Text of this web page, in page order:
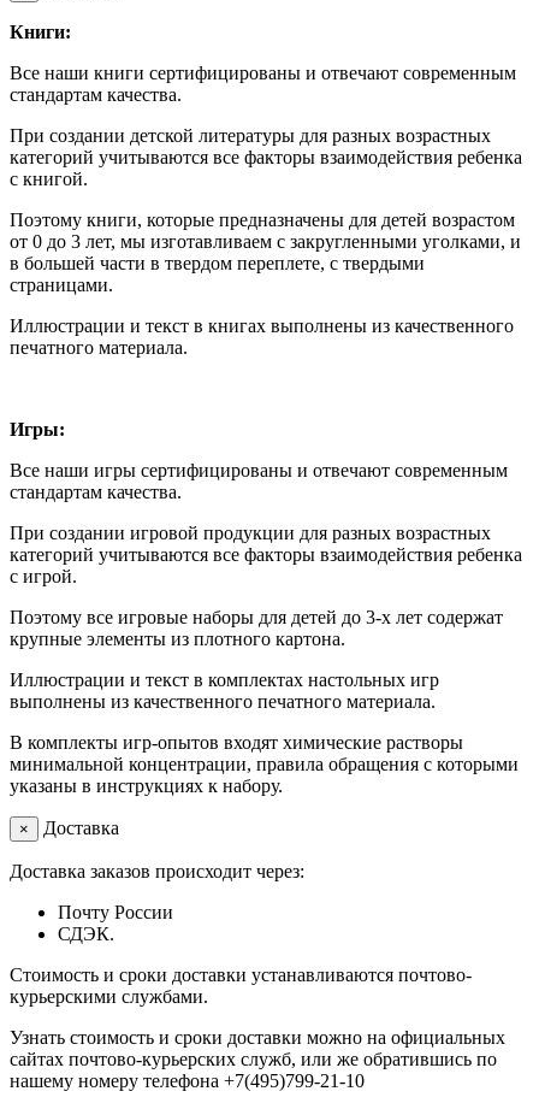
Книги:
Все наши книги сертифицированы и отвечают современным
стандартам качества.
При создании детской литературы для разных возрастных
категорий учитываются все факторы взаимодействия ребенка
с книгой.
Поэтому книги, которые предназначены для детей возрастом
от 0 до 3 лет, мы изготавливаем с закругленными уголками, и
в большей части в твердом переплете, с твердыми
страницами.
Иллюстрации и текст в книгах выполнены из качественного
печатного материала.
Игры:
Все наши игры сертифицированы и отвечают современным
стандартам качества.
При создании игровой продукции для разных возрастных
категорий учитываются все факторы взаимодействия ребенка
с игрой.
Поэтому все игровые наборы для детей до 3-х лет содержат
крупные элементы из плотного картона.
Иллюстрации и текст в комплектах настольных игр
выполнены из качественного печатного материала.
В комплекты игр-опытов входят химические растворы
минимальной концентрации, правила обращения с которыми
указаны в инструкциях к набору.
× Доставка
Доставка заказов происходит через:
Почту России
СДЭК.
Стоимость и сроки доставки устанавливаются почтово-
курьерскими службами.
Узнать стоимость и сроки доставки можно на официальных
сайтах почтово-курьерских служб, или же обратившись по
нашему номеру телефона +7(495)799-21-10